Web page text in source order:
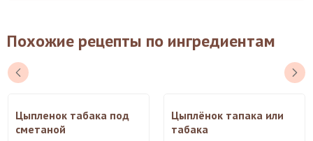
Похожие рецепты по ингредиентам
Цыпленок табака под
сметаной
Цыплёнок тапака или
табака